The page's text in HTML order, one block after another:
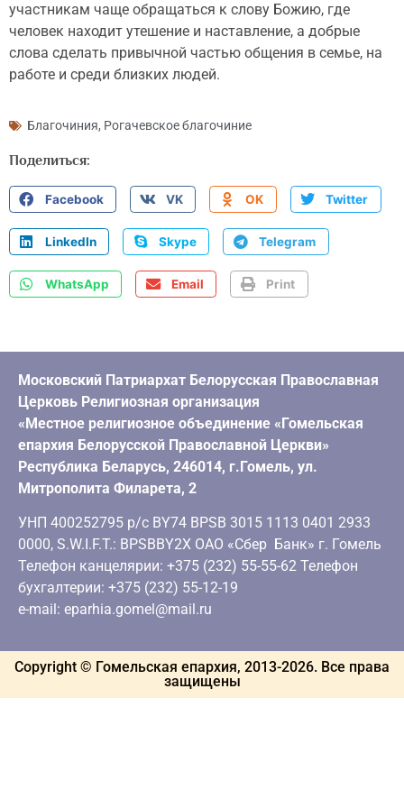
участникам чаще обращаться к слову Божию, где
человек находит утешение и наставление, а добрые
слова сделать привычной частью общения в семье, на
работе и среди близких людей.
Благочиния, Рогачевское благочиние
Поделиться:
Facebook VK OK Twitter
LinkedIn Skype Telegram
WhatsApp Email Print
Московский Патриархат Белорусская Православная
Церковь Религиозная организация
«Местное религиозное объединение «Гомельская
епархия Белорусской Православной Церкви»
Республика Беларусь, 246014, г.Гомель, ул.
Митрополита Филарета, 2
УНП 400252795 р/с BY74 BPSB 3015 1113 0401 2933
0000, S.W.I.F.T.: BPSBBY2X ОАО «Сбер Банк» г. Гомель
Телефон канцелярии: +375 (232) 55-55-62 Телефон
бухгалтерии: +375 (232) 55-12-19
e-mail: eparhia.gomel@mail.ru
Copyright © Гомельская епархия, 2013-2026. Все права
защищены